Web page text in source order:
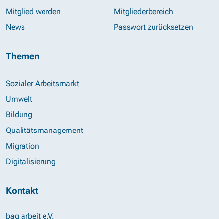
Mitglied werden
News
Mitgliederbereich
Passwort zurücksetzen
Themen
Sozialer Arbeitsmarkt
Umwelt
Bildung
Qualitätsmanagement
Migration
Digitalisierung
Kontakt
bag arbeit e.V.